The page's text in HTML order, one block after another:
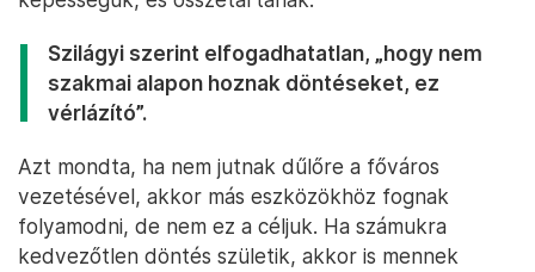
Szilágyi szerint elfogadhatatlan, „hogy nem
szakmai alapon hoznak döntéseket, ez
vérlázító”.
Azt mondta, ha nem jutnak dűlőre a főváros
vezetésével, akkor más eszközökhöz fognak
folyamodni, de nem ez a céljuk. Ha számukra
kedvezőtlen döntés születik, akkor is mennek